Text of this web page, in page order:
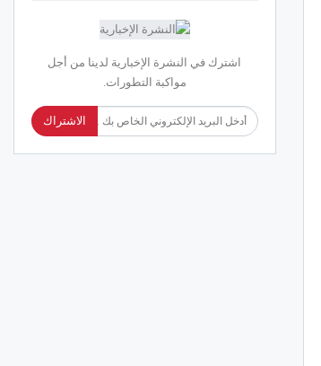
اشترك في النشرة الإخبارية لدينا من أجل
مواكبة التطورات.
الاشتراك